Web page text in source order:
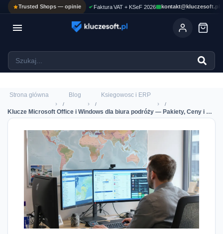
Trusted Shops — opinie Faktura VAT + KSeF 2026 kontakt@kluczesoft.pl

Strona główna
›
Blog
›
Ksiegowosc i ERP
›
Klucze Microsoft Office i Windows dla biura podróży — Pakiety, Ceny i KSeF 2026
ASYSTENT AI